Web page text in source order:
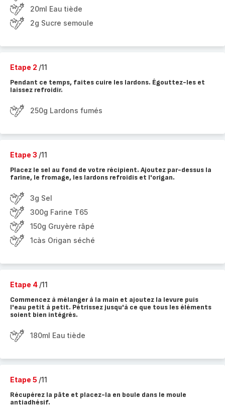
20ml Eau tiède
2g Sucre semoule
Etape 2 /11
Pendant ce temps, faites cuire les lardons. Égouttez-les et
laissez refroidir.
250g Lardons fumés
Etape 3 /11
Placez le sel au fond de votre récipient. Ajoutez par-dessus la
farine, le fromage, les lardons refroidis et l'origan.
3g Sel
300g Farine T65
150g Gruyère râpé
1càs Origan séché
Etape 4 /11
Commencez à mélanger à la main et ajoutez la levure puis
l'eau petit à petit. Pétrissez jusqu'à ce que tous les éléments
soient bien intégrés.
180ml Eau tiède
Etape 5 /11
Récupérez la pâte et placez-la en boule dans le moule
antiadhésif.